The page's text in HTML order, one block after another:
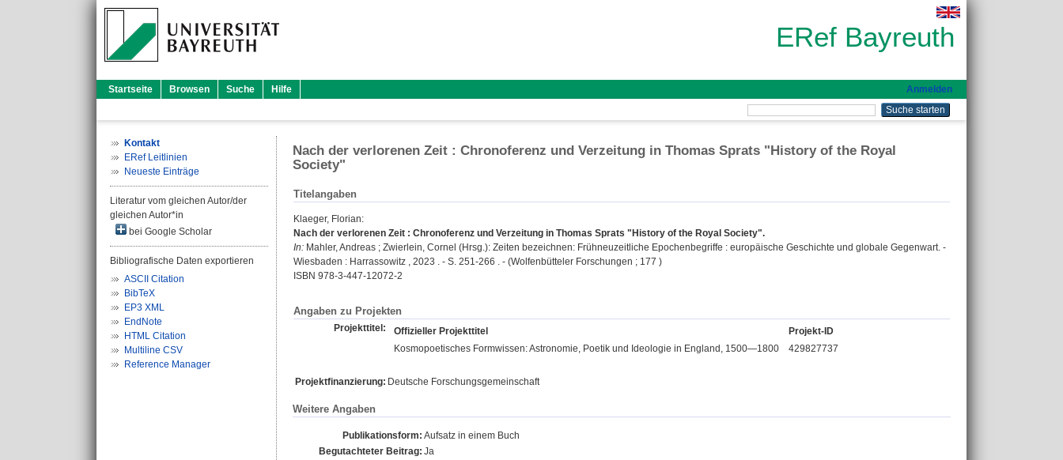
ERef Bayreuth
Startseite Browsen Suche Hilfe Anmelden
Kontakt
ERef Leitlinien
Neueste Einträge
Literatur vom gleichen Autor/der
gleichen Autor*in
bei Google Scholar
Bibliografische Daten exportieren
ASCII Citation
BibTeX
EP3 XML
EndNote
HTML Citation
Multiline CSV
Reference Manager
Nach der verlorenen Zeit : Chronoferenz und Verzeitung in Thomas Sprats "History of the Royal
Society"
Titelangaben
Klaeger, Florian:
Nach der verlorenen Zeit : Chronoferenz und Verzeitung in Thomas Sprats "History of the Royal Society".
In: Mahler, Andreas ; Zwierlein, Cornel (Hrsg.): Zeiten bezeichnen: Frühneuzeitliche Epochenbegriffe : europäische Geschichte und globale Gegenwart. -
Wiesbaden : Harrassowitz , 2023 . - S. 251-266 . - (Wolfenbütteler Forschungen ; 177 )
ISBN 978-3-447-12072-2
Angaben zu Projekten
Projekttitel: Offizieller Projekttitel
Projekt-ID
Kosmopoetisches Formwissen: Astronomie, Poetik und Ideologie in England, 1500—1800
429827737
Projektfinanzierung: Deutsche Forschungsgemeinschaft
Weitere Angaben
Publikationsform: Aufsatz in einem Buch
Begutachteter Beitrag: Ja